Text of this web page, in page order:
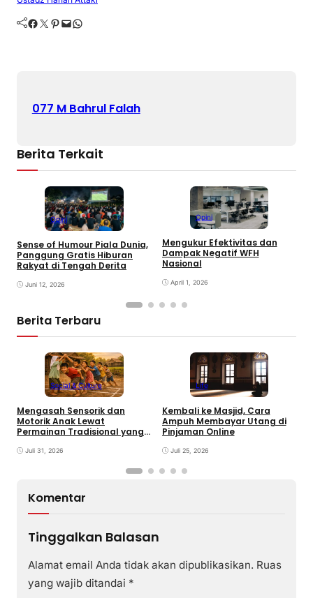
Facebook Twitter Pinterest Mail WhatsApp
077 M Bahrul Falah
Berita Terkait
Opini
Sense of Humour Piala Dunia,
Panggung Gratis Hiburan
Rakyat di Tengah Derita
Juni 12, 2026
Opini
Mengukur Efektivitas dan
Dampak Negatif WFH
Nasional
April 1, 2026
Berita Terbaru
Social & Culture
Mengasah Sensorik dan
Motorik Anak Lewat
Permainan Tradisional yang
Juli 31, 2026
Life
Kembali ke Masjid, Cara
Ampuh Membayar Utang di
Pinjaman Online
Juli 25, 2026
Komentar
Tinggalkan Balasan
Alamat email Anda tidak akan dipublikasikan. Ruas
yang wajib ditandai *